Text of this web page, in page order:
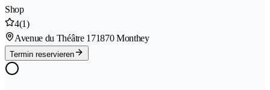
Shop
4(1)
Avenue du Théâtre 171870 Monthey
Termin reservieren